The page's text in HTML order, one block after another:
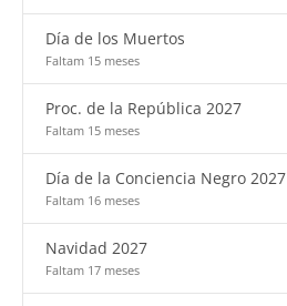
Día de los Muertos
Faltam 15 meses
Proc. de la República 2027
Faltam 15 meses
Día de la Conciencia Negro 2027
Faltam 16 meses
Navidad 2027
Faltam 17 meses